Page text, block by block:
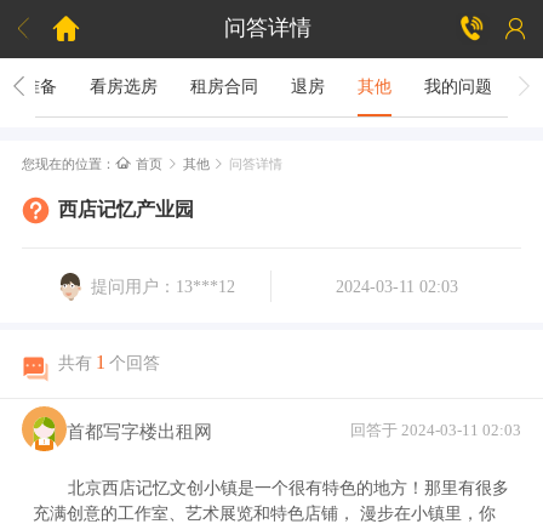
  问答详情 
房准备 看房选房 租房合同 退房 其他 我的问题
您现在的位置：  首页  其他  问答详情
西店记忆产业园
提问用户：13***12 2024-03-11 02:03
共有 1 个回答
首都写字楼出租网 回答于 2024-03-11 02:03
北京西店记忆文创小镇是一个很有特色的地方！那里有很多
充满创意的工作室、艺术展览和特色店铺， 漫步在小镇里，你